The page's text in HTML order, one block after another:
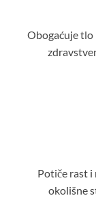
Obogaćuje
Potiče rast i
okolišne